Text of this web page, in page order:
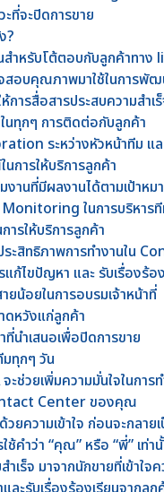
ที่จะปิดการขาย
?
สำหรับโต้ตอบกับลูกค้าทาง
สอบคุณภาพมาใช้ในการพั
การสื่อสารประสบความสำเ
นทุกๆ การติดต่อกับลูกค้า
ระหว่างหัวหน้าทีม แ
การให้บริการลูกค้า
งานที่มีผลงานได้ตามเป้าหม
Monitoring ในการบริหา
ารให้บริการลูกค้า
ระสิทธิภาพการทำงานใน
แก้ไขปัญหา และ รับเรื่องร้
ยน้อยในการอบรมเจ้าหน้าที่
ดหวังแก่ลูกค้า
นำเสนอเพื่อปิดการขาย
ทุกๆ วัน
ะช่วยเพิ่มความมั่นใจในก
Center ของคุณ
ความเข้าใจ ก่อนจะกลาย
ช้คำว่า “คุณ” หรือ “พี่” เท่า
ำเร็จ มาจากนักขายที่เข้า